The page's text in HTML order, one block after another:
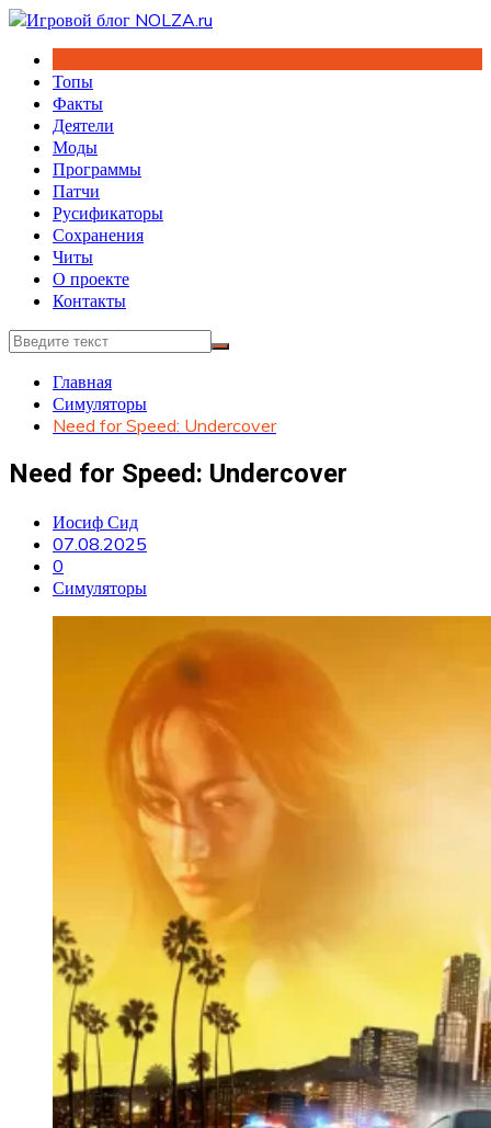
Перейти
содержимому
Топы
Факты
Деятели
Моды
Программы
Патчи
Русификаторы
Сохранения
Читы
О проекте
Контакты
Главная
Симуляторы
Need for Speed: Undercover
Need for Speed: Undercover
Иосиф Сид
07.08.2025
0
Симуляторы